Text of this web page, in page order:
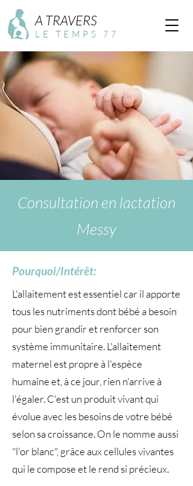
LE TEMPS 77
A TRAVERS
Consultation en lactation
Messy
Pourquoi/Intérêt:
L'allaitement est essentiel car il apporte
tous les nutriments dont bébé a besoin
pour bien grandir et renforcer son
système immunitaire. L'allaitement
maternel est propre à l'espèce
humaine et, à ce jour, rien n'arrive à
l'égaler. C'est un produit vivant qui
évolue avec les besoins de votre bébé
selon sa croissance. On le nomme aussi
"l'or blanc", grâce aux cellules vivantes
qui le compose et le rend si précieux.